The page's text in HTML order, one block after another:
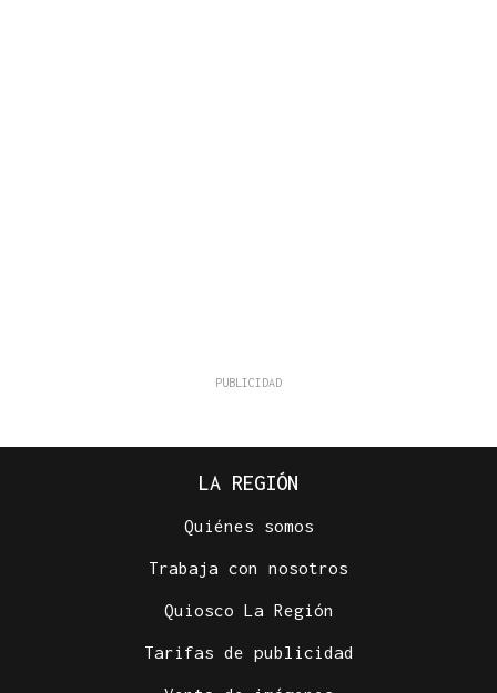
LA REGIÓN
Quiénes somos
Trabaja con nosotros
Quiosco La Región
Tarifas de publicidad